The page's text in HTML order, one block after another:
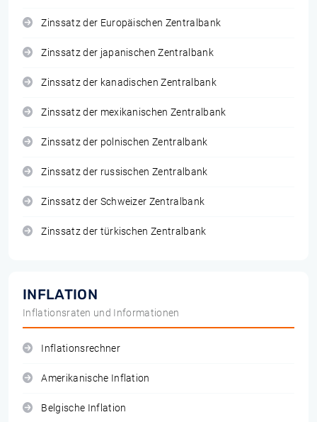
Zinssatz der Europäischen Zentralbank
Zinssatz der japanischen Zentralbank
Zinssatz der kanadischen Zentralbank
Zinssatz der mexikanischen Zentralbank
Zinssatz der polnischen Zentralbank
Zinssatz der russischen Zentralbank
Zinssatz der Schweizer Zentralbank
Zinssatz der türkischen Zentralbank
INFLATION
Inflationsraten und Informationen
Inflationsrechner
Amerikanische Inflation
Belgische Inflation